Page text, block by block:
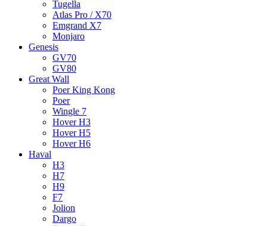
Tugella
Atlas Pro / X70
Emgrand X7
Monjaro
Genesis
GV70
GV80
Great Wall
Poer King Kong
Poer
Wingle 7
Hover H3
Hover H5
Hover H6
Haval
H3
H7
H9
F7
Jolion
Dargo